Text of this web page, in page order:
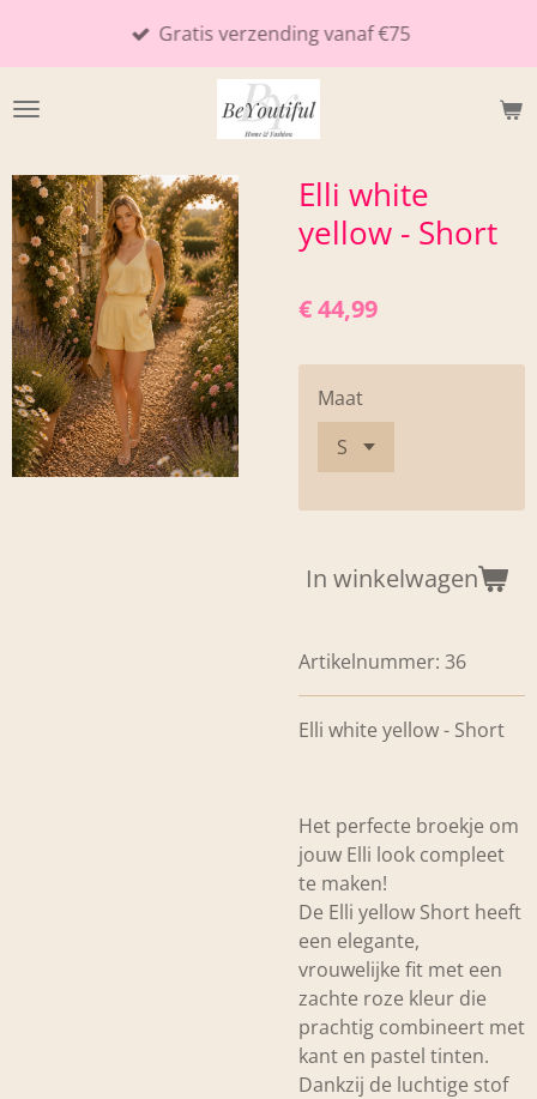
de
Gratis verzending vanaf €75
Elli white
yellow - Short
€ 44,99
Maat
In winkelwagen
Artikelnummer: 36
Elli white yellow - Short
Het perfecte broekje om
jouw Elli look compleet
te maken!
De Elli yellow Short heeft
een elegante,
vrouwelijke fit met een
zachte roze kleur die
prachtig combineert met
kant en pastel tinten.
Dankzij de luchtige stof